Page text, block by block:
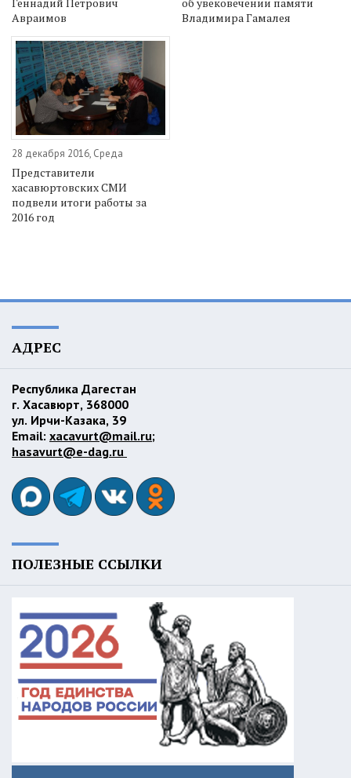
Авраимов
Владимира Гамалея
28 декабря 2016, Среда
Представители
хасавюртовских СМИ
подвели итоги работы за
2016 год
АДРЕС
Республика Дагестан
г. Хасавюрт, 368000
ул. Ирчи-Казака, 39
Email: xacavurt@mail.ru;
hasavurt@e-dag.ru
ПОЛЕЗНЫЕ ССЫЛКИ